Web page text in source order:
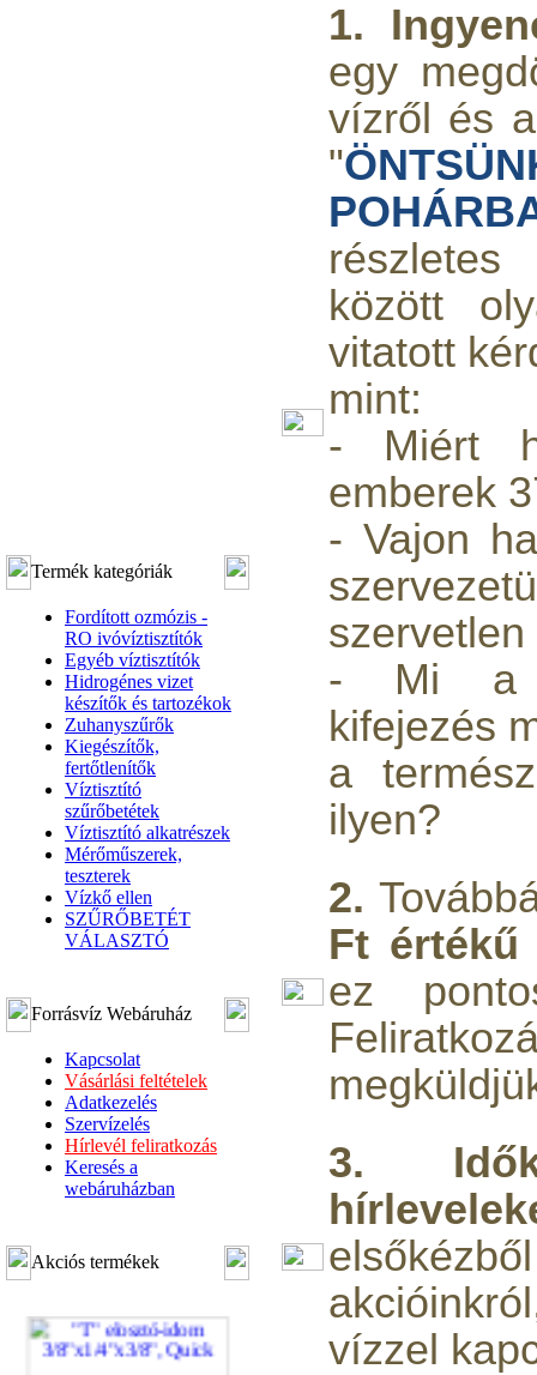
Termék kategóriák
Fordított ozmózis -
RO ivóvíztisztítók
Egyéb víztisztítók
Hidrogénes vizet
készítők és tartozékok
Zuhanyszűrők
Kiegészítők,
fertőtlenítők
Víztisztító
szűrőbetétek
Víztisztító alkatrészek
Mérőműszerek,
teszterek
Vízkő ellen
SZŰRŐBETÉT
VÁLASZTÓ
Forrásvíz Webáruház
Kapcsolat
Vásárlási feltételek
Adatkezelés
Szervízelés
Hírlevél feliratkozás
Keresés a
webáruházban
Akciós termékek
1.
egy
vízről és
"
részletes
között
vitatott
mint:
- Miért
emberek
- Vajon
- Mi a
kifejezés
a
ilyen?
2.
Ft értékű
ez
3.
vízzel